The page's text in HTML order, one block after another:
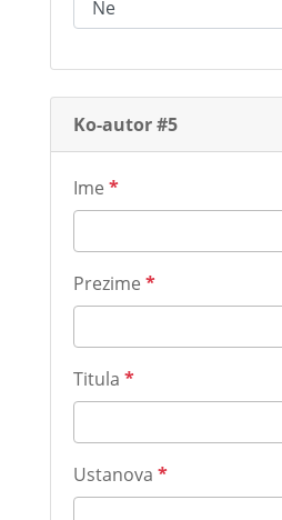
Ko-autor #5
Ime *
Prezime *
Titula *
Ustanova *